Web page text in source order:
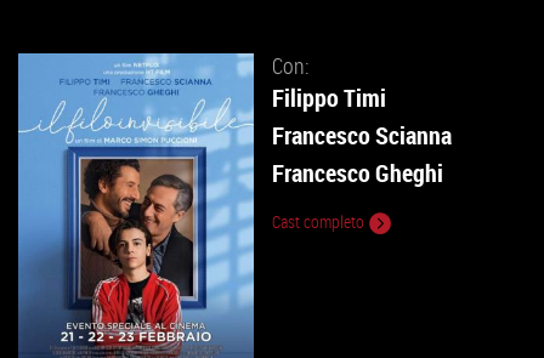
Con:
Filippo Timi
Francesco Scianna
Francesco Gheghi
Cast completo